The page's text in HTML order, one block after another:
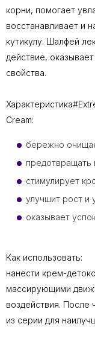
корни, помогает
восстанавливает и
кутикулу. Шалфей
действие,
свойства.
Cream:
бережно
предотвращать
стимулирует
улучшит рост и
оказывает
Как использовать:
нанести крем-
массирующими
воздействия.
из серии для